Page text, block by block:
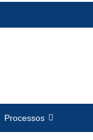
Processos